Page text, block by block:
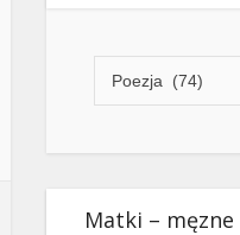
Matki – męzne